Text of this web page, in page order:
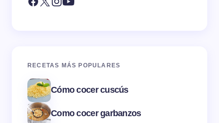
RECETAS MÁS POPULARES
Cómo cocer cuscús
Como cocer garbanzos